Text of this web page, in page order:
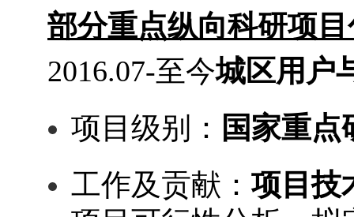
部分重点纵向科研项
2016.07-至今城区用户
项目级别： 国家重点
工作及贡献： 项目技